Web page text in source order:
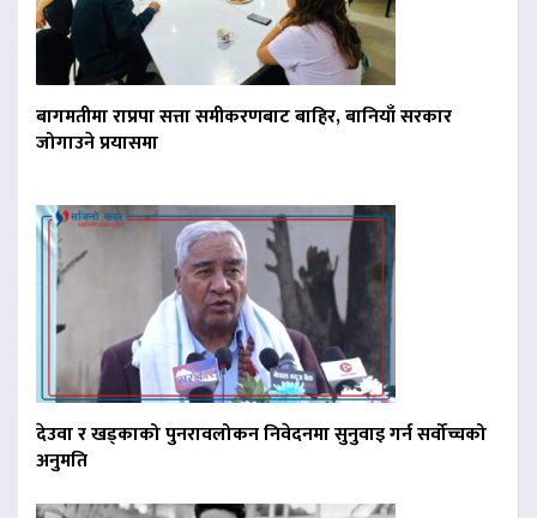
बागमतीमा राप्रपा सत्ता समीकरणबाट बाहिर, बानियाँ सरकार
जोगाउने प्रयासमा
देउवा र खड्काको पुनरावलोकन निवेदनमा सुनुवाइ गर्न सर्वोच्चको
अनुमति